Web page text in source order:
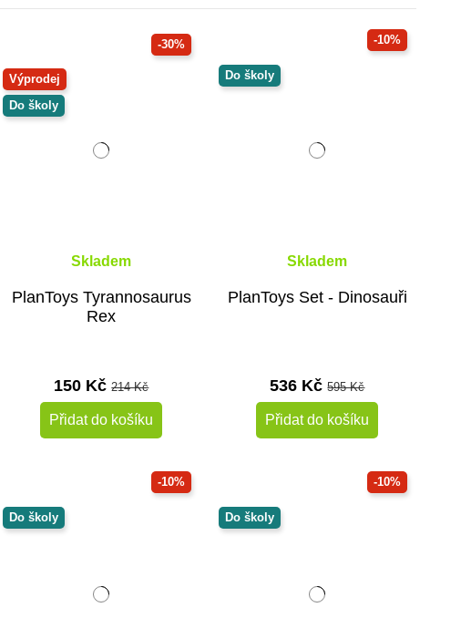
-30%
Výprodej
Do školy
Skladem
PlanToys Tyrannosaurus
Rex
150 Kč214 Kč
Přidat do košíku
-10%
Do školy
Skladem
PlanToys Set - Dinosauři
536 Kč595 Kč
Přidat do košíku
-10%
Do školy
-10%
Do školy